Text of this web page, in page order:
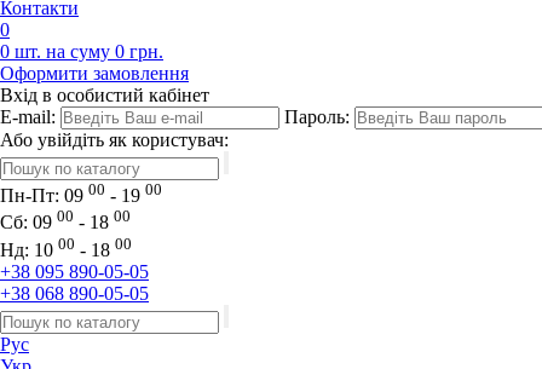
Контакти
0
0 шт. на суму 0 грн.
Оформити замовлення
Вхід в особистий кабінет
E-mail:
Пароль:
Або увійдіть як користувач:
Пн-Пт: 09 00 - 19 00
Сб: 09 00 - 18 00
Нд: 10 00 - 18 00
+38 095 890-05-05
+38 068 890-05-05
Рус